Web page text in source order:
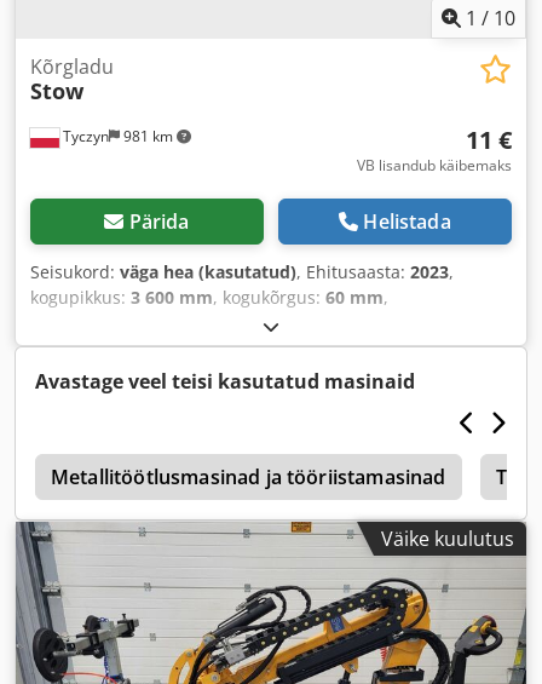
1 / 10
Tyczyn 981 km
Kõrgladu
Stow
11 €
VB lisandub käibemaks
Pärida Helistada
Seisukord: väga hea (kasutatud), Ehitusaasta: 2023,
kogupikkus: 3 600 mm, kogukõrgus: 60 mm,
Avastage veel teisi kasutatud masinaid
Metallitöötlusmasinad ja tööriistamasinad
Väike kuulutus